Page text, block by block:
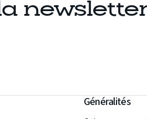
Généralités